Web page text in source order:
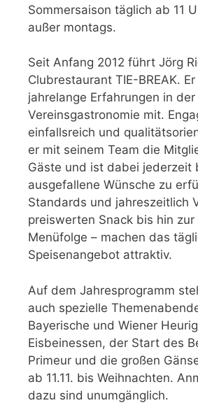
Sommersaison täglich ab 11
außer montags.
Seit Anfang 2012 führt Jörg
Clubrestaurant TIE-BREAK.
jahrelange Erfahrungen in der
Vereinsgastronomie mit.
einfallsreich und
er mit seinem Team die
Gäste und ist dabei jederzeit
ausgefallene Wünsche zu
Standards und jahreszeitlich
preiswerten Snack bis hin
Menüfolge – machen das
Speisenangebot attraktiv.
Auf dem Jahresprogramm
auch spezielle
Bayerische und Wiener
Eisbeinessen, der Start des
Primeur und die großen
ab 11.11. bis Weihnachten.
dazu sind unumgänglich.